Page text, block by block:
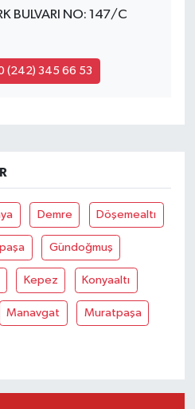
BULVARI NO: 147/C
(242) 345 66 53
Demre Döşemealtı
Gündoğmuş
Kepez Konyaaltı
Manavgat Muratpaşa